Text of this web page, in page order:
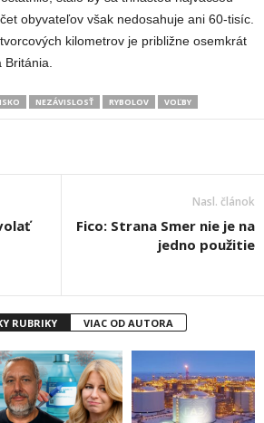
obyvateľov však nedosahuje ani 60-tisíc.
kilometrov je približne osemkrát
NEZÁVISLOSŤ RYBOLOV VOĽBY
Nasl. článok
Fico: Strana Smer nie je na
jedno použitie
RUBRIKY VIAC OD AUTORA